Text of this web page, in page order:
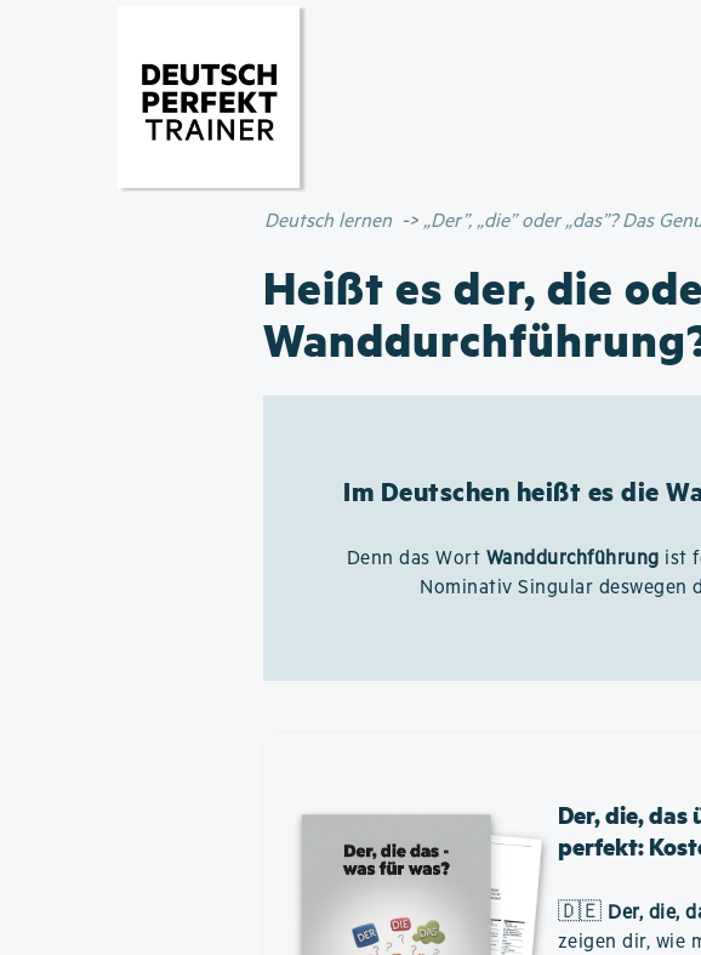
Deutsch lernen „Der”, „die” oder „das”? Das
Heißt es der, die
Im Deutschen heißt es die
Denn das Wort Wanddurchführung ist
Nominativ Singular deswegen
Der, die, das
perfekt:
🇩🇪 Der, die,
zeigen dir, wie